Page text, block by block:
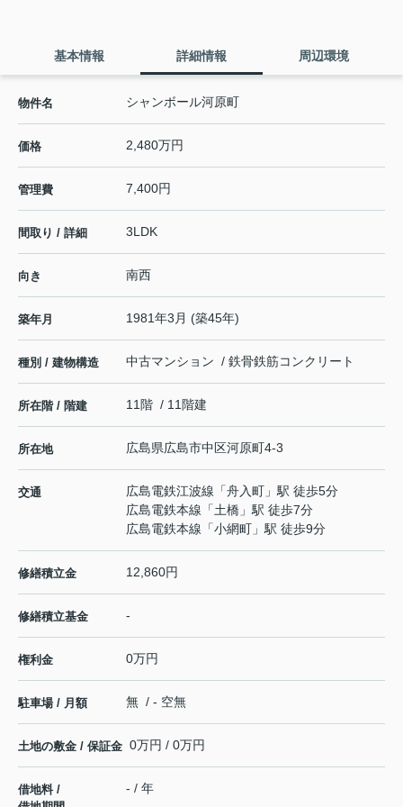
基本情報 詳細情報 周辺環境
物件名 シャンボール河原町
価格 2,480万円
管理費 7,400円
間取り / 詳細 3LDK
向き 南西
築年月 1981年3月 (築45年)
種別 / 建物構造 中古マンション / 鉄骨鉄筋コンクリート
所在階 / 階建 11階 / 11階建
所在地 広島県広島市中区河原町4-3
交通 広島電鉄江波線 「舟入町 」駅 徒歩5分
広島電鉄本線 「土橋 」駅 徒歩7分
広島電鉄本線 「小網町 」駅 徒歩9分
修繕積立金 12,860円
修繕積立基金 -
権利金 0万円
駐車場 / 月額 無 / - 空無
土地の敷金 / 保証金 0万円 / 0万円
借地料 /
- / 年